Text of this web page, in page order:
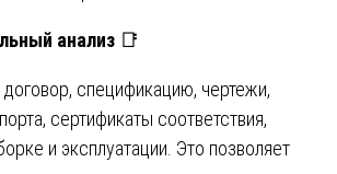
анализ 📑
договор, спецификацию, чертежи,
сертификаты соответствия,
и эксплуатации. Это позволяет